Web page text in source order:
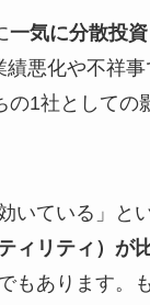
一気に分散投資
悪化や不祥
の1社としての
いている」と
ィリティ）が
もあります。